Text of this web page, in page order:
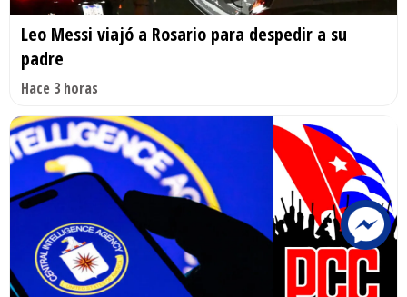
Leo Messi viajó a Rosario para despedir a su
padre
Hace 3 horas